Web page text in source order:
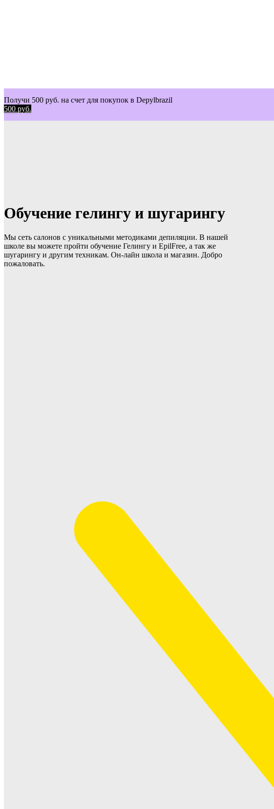
Получи 500 руб. на счет для покупок в Depylbrazil
500 руб.
Обучение гелингу и шугарингу
Мы сеть салонов с уникальными методиками депиляции. В нашей
школе вы можете пройти обучение Гелингу и EpilFree, а так же
шугарингу и другим техникам. Он-лайн школа и магазин. Добро
пожаловать.